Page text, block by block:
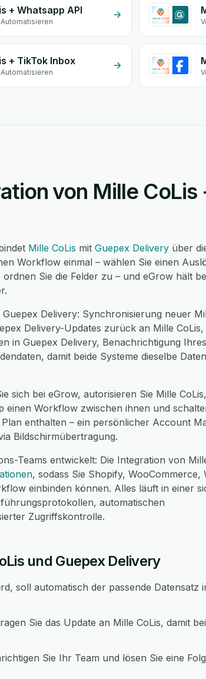
+ Whatsapp API
+ TikTok Inbox
von Mille CoLis
Mille CoLis mit Guepex Delivery über
Workflow einmal – wählen Sie einen
Sie die Felder zu – und eGrow hält
Delivery: Synchronisierung neuer
Delivery-Updates zurück an Mille CoLis,
in Guepex Delivery, Benachrichtigung
damit beide Systeme dieselbe
sich bei eGrow, autorisieren Sie Mille
Workflow zwischen ihnen und
enthalten – ein persönlicher Account
Bildschirmübertragung.
Teams entwickelt: Die Integration von
, sodass Sie Shopify, WooCommerce,
einbinden können. Alles läuft in einer
automatischen
Zugriffskontrolle.
und Guepex Delivery
soll automatisch der passende Datensatz
Sie das Update an Mille CoLis, damit
Sie Ihr Team und lösen Sie eine